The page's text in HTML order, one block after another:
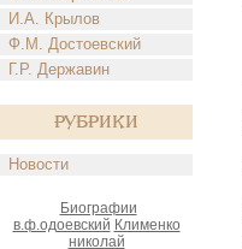
И.А. Крылов
Ф.М. Достоевский
Г.Р. Державин
Рубрики
Новости
Биографии
в.ф.одоевский Клименко
николай